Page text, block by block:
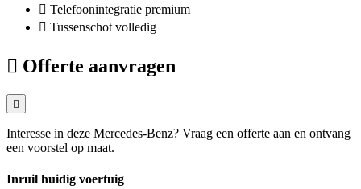
Telefoonintegratie premium
Tussenschot volledig
Offerte aanvragen
Interesse in deze Mercedes-Benz? Vraag een offerte aan en ontvang
een voorstel op maat.
Inruil huidig voertuig